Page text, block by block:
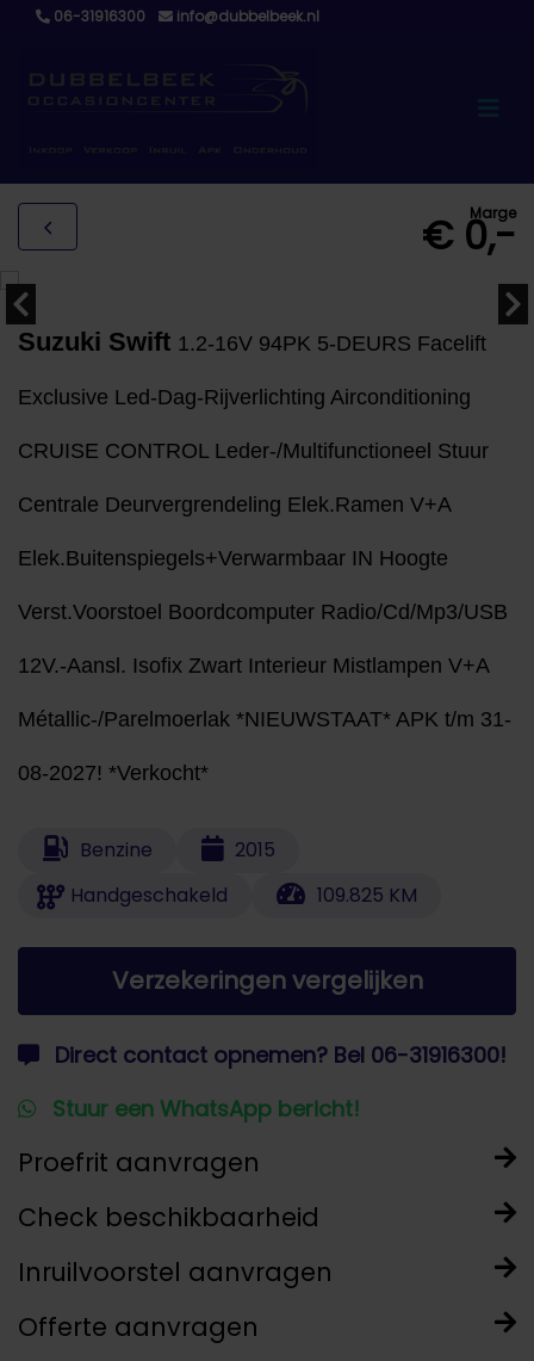
06-31916300 info@dubbelbeek.nl
Marge
€ 0,-
Suzuki Swift 1.2-16V 94PK 5-DEURS Facelift
Exclusive Led-Dag-Rijverlichting Airconditioning
CRUISE CONTROL Leder-/Multifunctioneel Stuur
Centrale Deurvergrendeling Elek.Ramen V+A
Elek.Buitenspiegels+Verwarmbaar IN Hoogte
Verst.Voorstoel Boordcomputer Radio/Cd/Mp3/USB
12V.-Aansl. Isofix Zwart Interieur Mistlampen V+A
Métallic-/Parelmoerlak *NIEUWSTAAT* APK t/m 31-
08-2027! *Verkocht*
Benzine
2015
Handgeschakeld
109.825 KM
Verzekeringen vergelijken
Direct contact opnemen? Bel 06-31916300!
Stuur een WhatsApp bericht!
Proefrit aanvragen
Check beschikbaarheid
Inruilvoorstel aanvragen
Offerte aanvragen